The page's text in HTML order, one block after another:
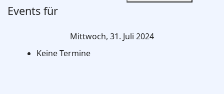
Events für
Mittwoch, 31. Juli 2024
Keine Termine